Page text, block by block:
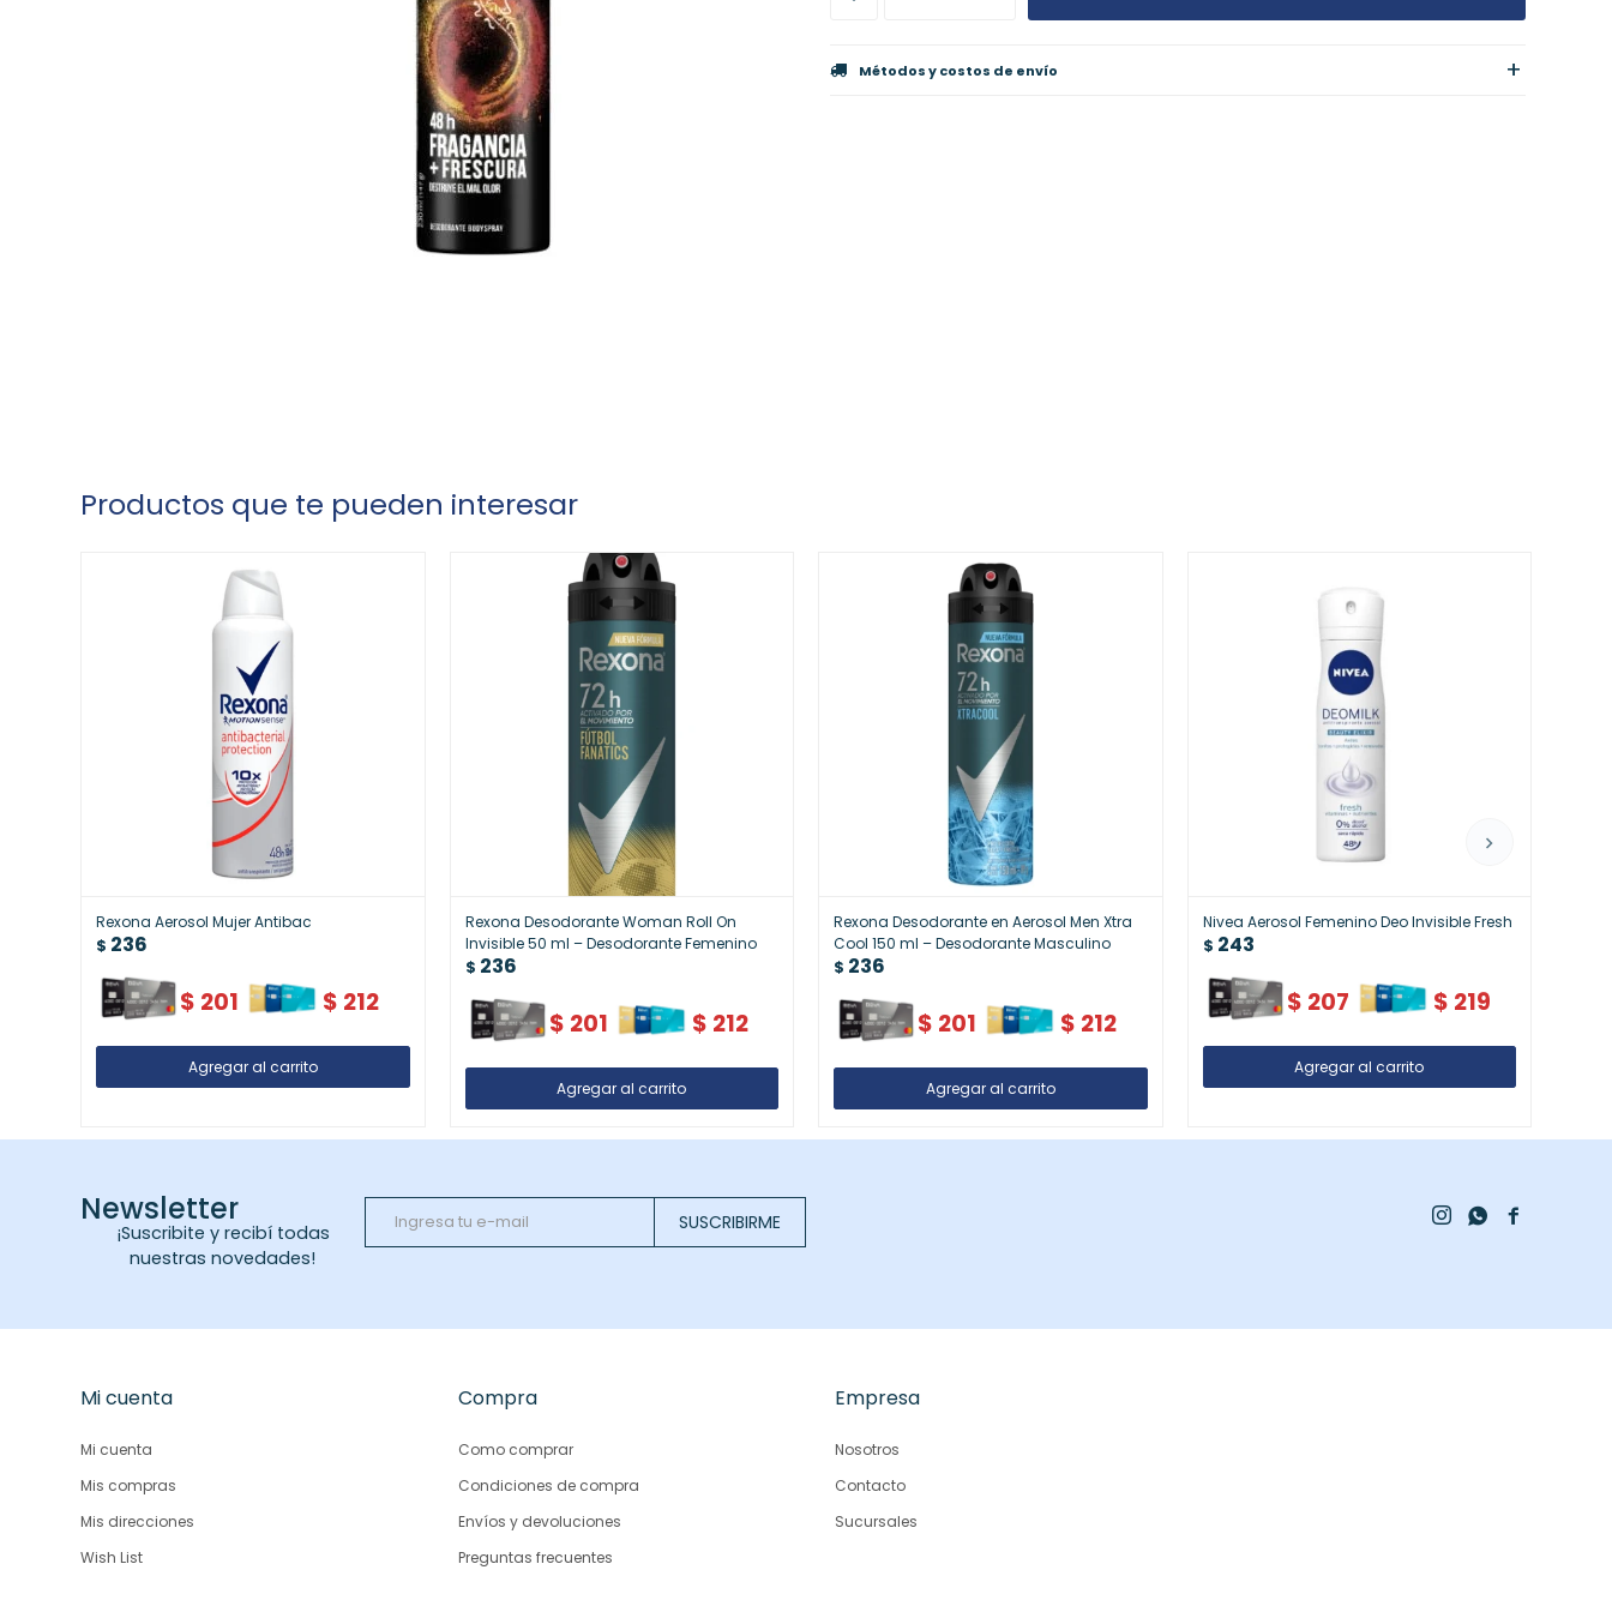
Métodos y costos de envío
Productos que te pueden interesar
Rexona Aerosol Mujer Antibac
$ 236
$ 201 $ 212
Rexona Desodorante Woman Roll On
Invisible 50 ml – Desodorante Femenino
$ 236
$ 201 $ 212
Rexona Desodorante en Aerosol Men Xtra
Cool 150 ml – Desodorante Masculino
$ 236
$ 201 $ 212
Nivea Aerosol Femenino Deo Invisible Fresh
$ 243
$ 207 $ 219
Newsletter
¡Suscribite y recibí todas
nuestras novedades!
SUSCRIBIRME 
 
Mi cuenta
Mi cuenta
Mis compras
Mis direcciones
Wish List
Compra
Como comprar
Condiciones de compra
Envíos y devoluciones
Preguntas frecuentes
Empresa
Nosotros
Contacto
Sucursales